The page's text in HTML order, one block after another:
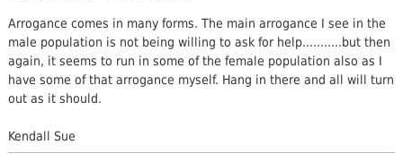
Arrogance comes in many forms. The main arrogance I see in the
male population is not being willing to ask for help...........but then
again, it seems to run in some of the female population also as I
have some of that arrogance myself. Hang in there and all will turn
out as it should.
Kendall Sue